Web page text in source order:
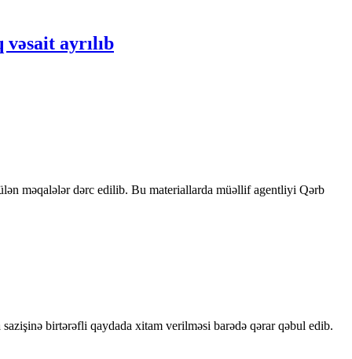
ayrılıb
məqalələr dərc edilib. Bu materiallarda müəllif agentliyi Qərb
birtərəfli qaydada xitam verilməsi barədə qərar qəbul edib.